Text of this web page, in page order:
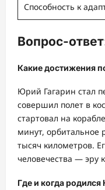
Способность к
Вопрос-
Какие достижения
Юрий Гагарин стал
совершил полет в
стартовал на
минут, орбитальное
тысяч километров.
человечества — эру
Где и когда